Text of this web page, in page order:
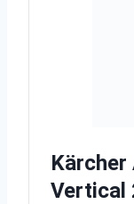
Kärcher
Vertical